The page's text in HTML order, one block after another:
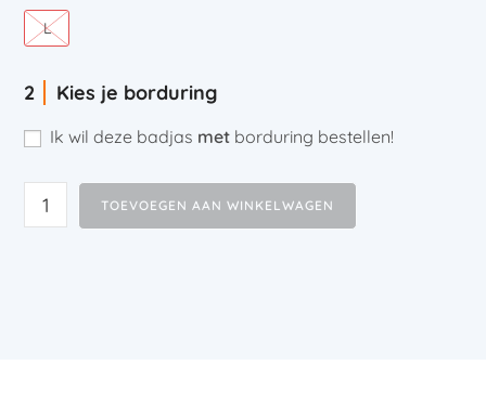
L
Kies je borduring
Ik wil deze badjas met borduring bestellen!
TOEVOEGEN AAN WINKELWAGEN